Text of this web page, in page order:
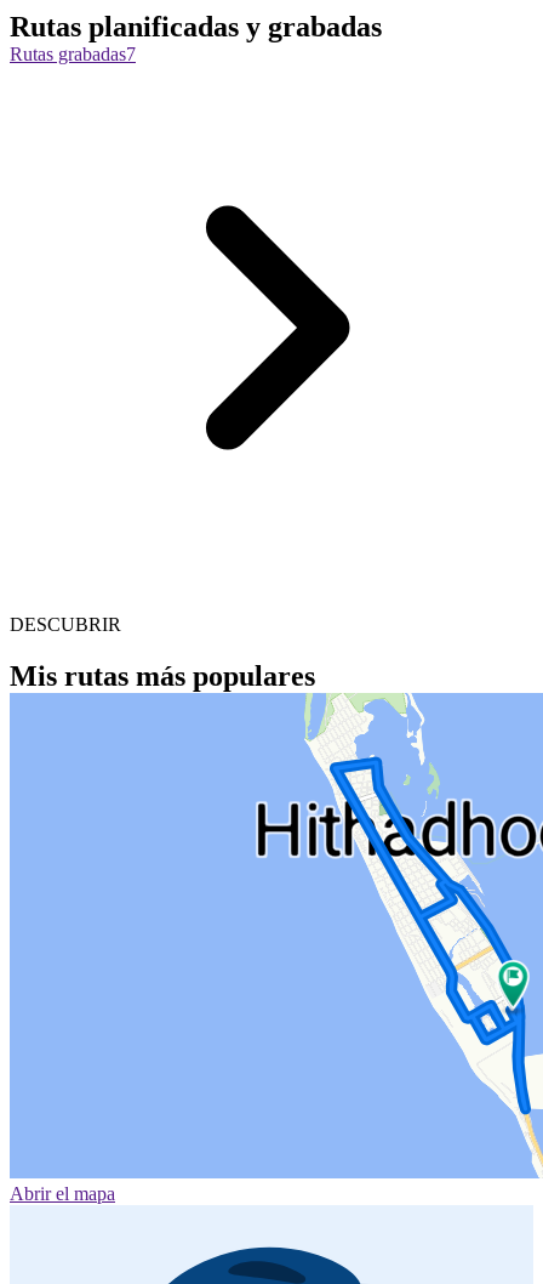
Rutas planificadas y grabadas
Rutas grabadas7
DESCUBRIR
Mis rutas más populares
Abrir el mapa